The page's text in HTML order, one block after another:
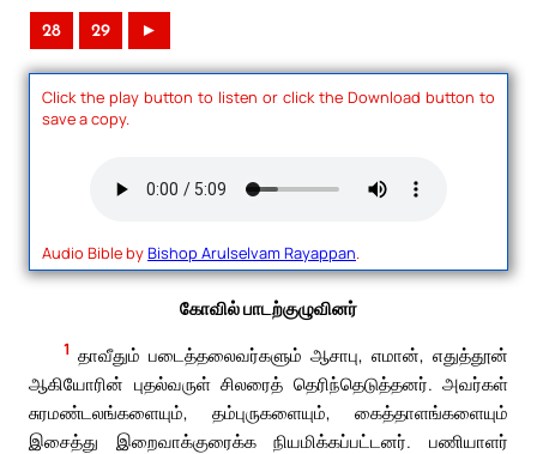
28 29 ►
Click the play button to listen or click the Download button to
save a copy.
Audio Bible byBishop Arulselvam Rayappan.
கோவில் பாடற்குழுவினர்
1 தாவீதும் படைத்தலைவர்களும் ஆசாபு, எமான், எதுத்தூன்
ஆகியோரின் புதல்வருள் சிலரைத் தெரிந்தெடுத்தனர். அவர்கள்
சுரமண்டலங்களையும், தம்புருகளையும், கைத்தாளங்களையும்
இசைத்து இறைவாக்குரைக்க நியமிக்கப்பட்டனர். பணியாளர்